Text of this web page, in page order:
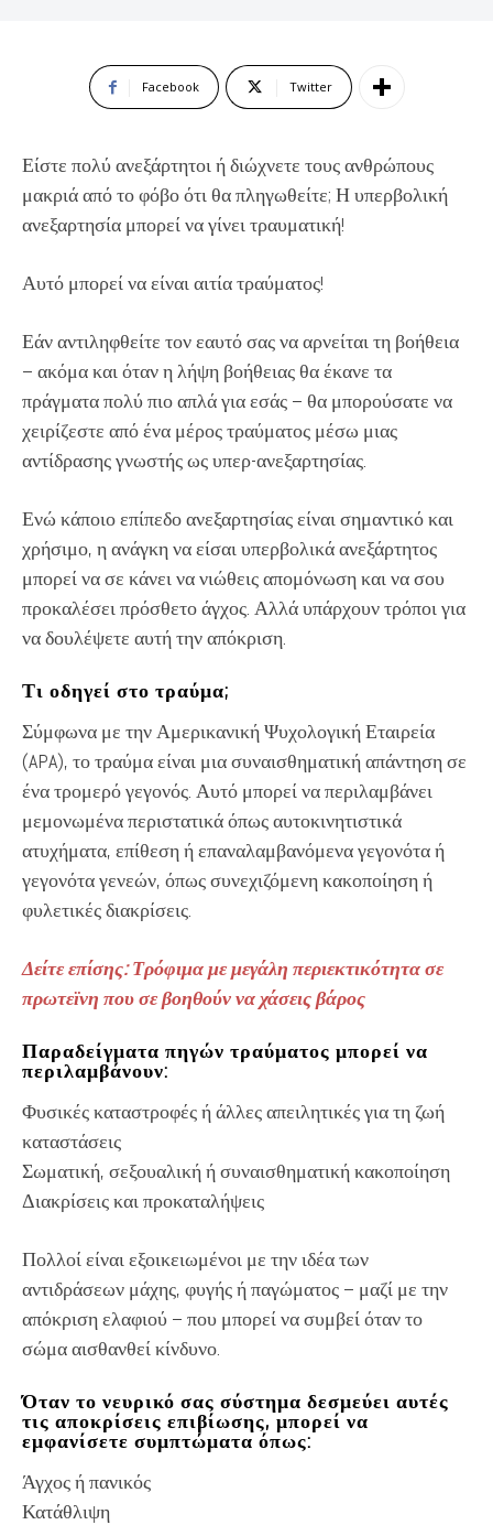
Facebook Twitter
Είστε πολύ ανεξάρτητοι ή διώχνετε τους ανθρώπους
μακριά από το φόβο ότι θα πληγωθείτε; Η υπερβολική
ανεξαρτησία μπορεί να γίνει τραυματική!
Αυτό μπορεί να είναι αιτία τραύματος!
Εάν αντιληφθείτε τον εαυτό σας να αρνείται τη βοήθεια
– ακόμα και όταν η λήψη βοήθειας θα έκανε τα
πράγματα πολύ πιο απλά για εσάς – θα μπορούσατε να
χειρίζεστε από ένα μέρος τραύματος μέσω μιας
αντίδρασης γνωστής ως υπερ-ανεξαρτησίας.
Ενώ κάποιο επίπεδο ανεξαρτησίας είναι σημαντικό και
χρήσιμο, η ανάγκη να είσαι υπερβολικά ανεξάρτητος
μπορεί να σε κάνει να νιώθεις απομόνωση και να σου
προκαλέσει πρόσθετο άγχος. Αλλά υπάρχουν τρόποι για
να δουλέψετε αυτή την απόκριση.
Τι οδηγεί στο τραύμα;
Σύμφωνα με την Αμερικανική Ψυχολογική Εταιρεία
(APA), το τραύμα είναι μια συναισθηματική απάντηση σε
ένα τρομερό γεγονός. Αυτό μπορεί να περιλαμβάνει
μεμονωμένα περιστατικά όπως αυτοκινητιστικά
ατυχήματα, επίθεση ή επαναλαμβανόμενα γεγονότα ή
γεγονότα γενεών, όπως συνεχιζόμενη κακοποίηση ή
φυλετικές διακρίσεις.
Δείτε επίσης: Τρόφιμα με μεγάλη περιεκτικότητα σε
πρωτεϊνη που σε βοηθούν να χάσεις βάρος
Παραδείγματα πηγών τραύματος μπορεί να
περιλαμβάνουν:
Φυσικές καταστροφές ή άλλες απειλητικές για τη ζωή
καταστάσεις
Σωματική, σεξουαλική ή συναισθηματική κακοποίηση
Διακρίσεις και προκαταλήψεις
Πολλοί είναι εξοικειωμένοι με την ιδέα των
αντιδράσεων μάχης, φυγής ή παγώματος – μαζί με την
απόκριση ελαφιού – που μπορεί να συμβεί όταν το
σώμα αισθανθεί κίνδυνο.
Όταν το νευρικό σας σύστημα δεσμεύει αυτές
τις αποκρίσεις επιβίωσης, μπορεί να
εμφανίσετε συμπτώματα όπως:
Άγχος ή πανικός
Κατάθλιψη